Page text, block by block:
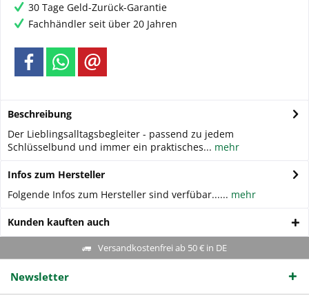
30 Tage Geld-Zurück-Garantie
Fachhändler seit über 20 Jahren
Beschreibung
Der Lieblingsalltagsbegleiter - passend zu jedem
Schlüsselbund und immer ein praktisches... mehr
Infos zum Hersteller
Folgende Infos zum Hersteller sind verfübar...... mehr
Kunden kauften auch
Versandkostenfrei ab 50 € in DE
Newsletter